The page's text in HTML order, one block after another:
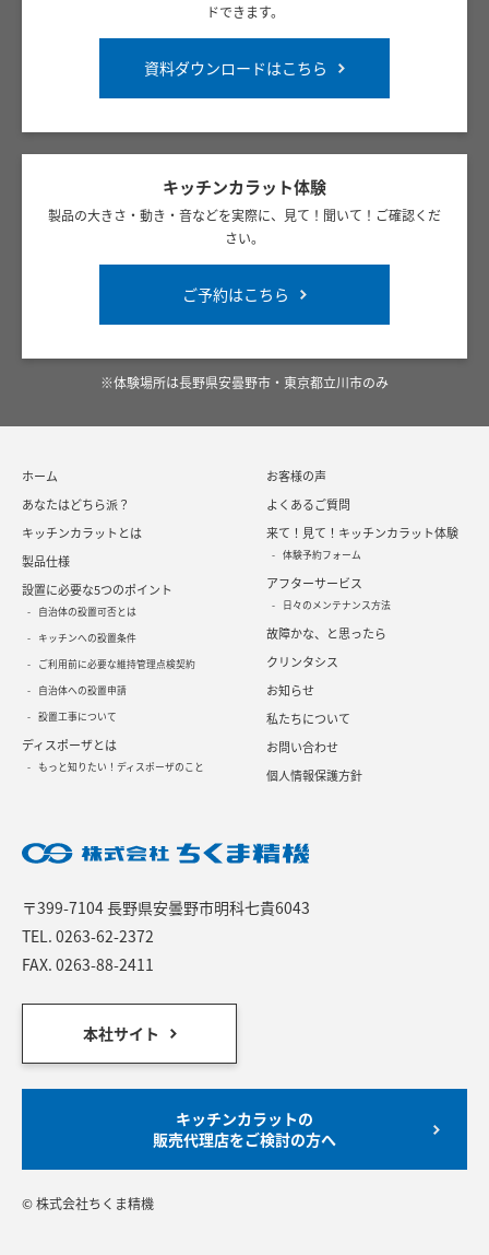
ドできます。
資料ダウンロードはこちら
キッチンカラット体験
製品の大きさ・動き・音などを実際に、見て！聞いて！ご確認くだ
さい。
ご予約はこちら
※体験場所は長野県安曇野市・東京都立川市のみ
ホーム
あなたはどちら派？
キッチンカラットとは
製品仕様
設置に必要な5つのポイント
自治体の設置可否とは
キッチンへの設置条件
ご利用前に必要な維持管理点検契約
自治体への設置申請
設置工事について
ディスポーザとは
もっと知りたい！ディスポーザのこと
お客様の声
よくあるご質問
来て！見て！キッチンカラット体験
体験予約フォーム
アフターサービス
日々のメンテナンス方法
故障かな、と思ったら
クリンタシス
お知らせ
私たちについて
お問い合わせ
個人情報保護方針
〒399-7104 長野県安曇野市明科七貴6043
TEL. 0263-62-2372
FAX. 0263-88-2411
本社サイト
キッチンカラットの
販売代理店をご検討の方へ
© 株式会社ちくま精機